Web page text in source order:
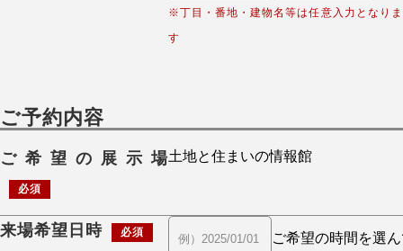
※丁目・番地・建物名等は任意入力となりま
す
ご予約内容
ご希望の展示場
必須
来場希望日時 必須